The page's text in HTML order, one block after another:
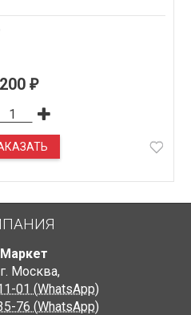
₽
Москва,
01 (WhatsApp)
76 (WhatsApp)